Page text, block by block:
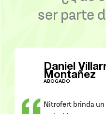
ser parte
Nitrofert brinda
Daniel
Montañez
ABOGADO